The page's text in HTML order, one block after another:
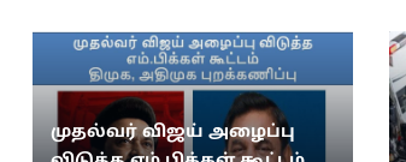
முதல்வர் விஜய் அழைப்பு